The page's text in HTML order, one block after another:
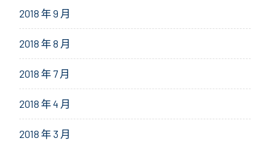
2018 年 9 月
2018 年 8 月
2018 年 7 月
2018 年 4 月
2018 年 3 月